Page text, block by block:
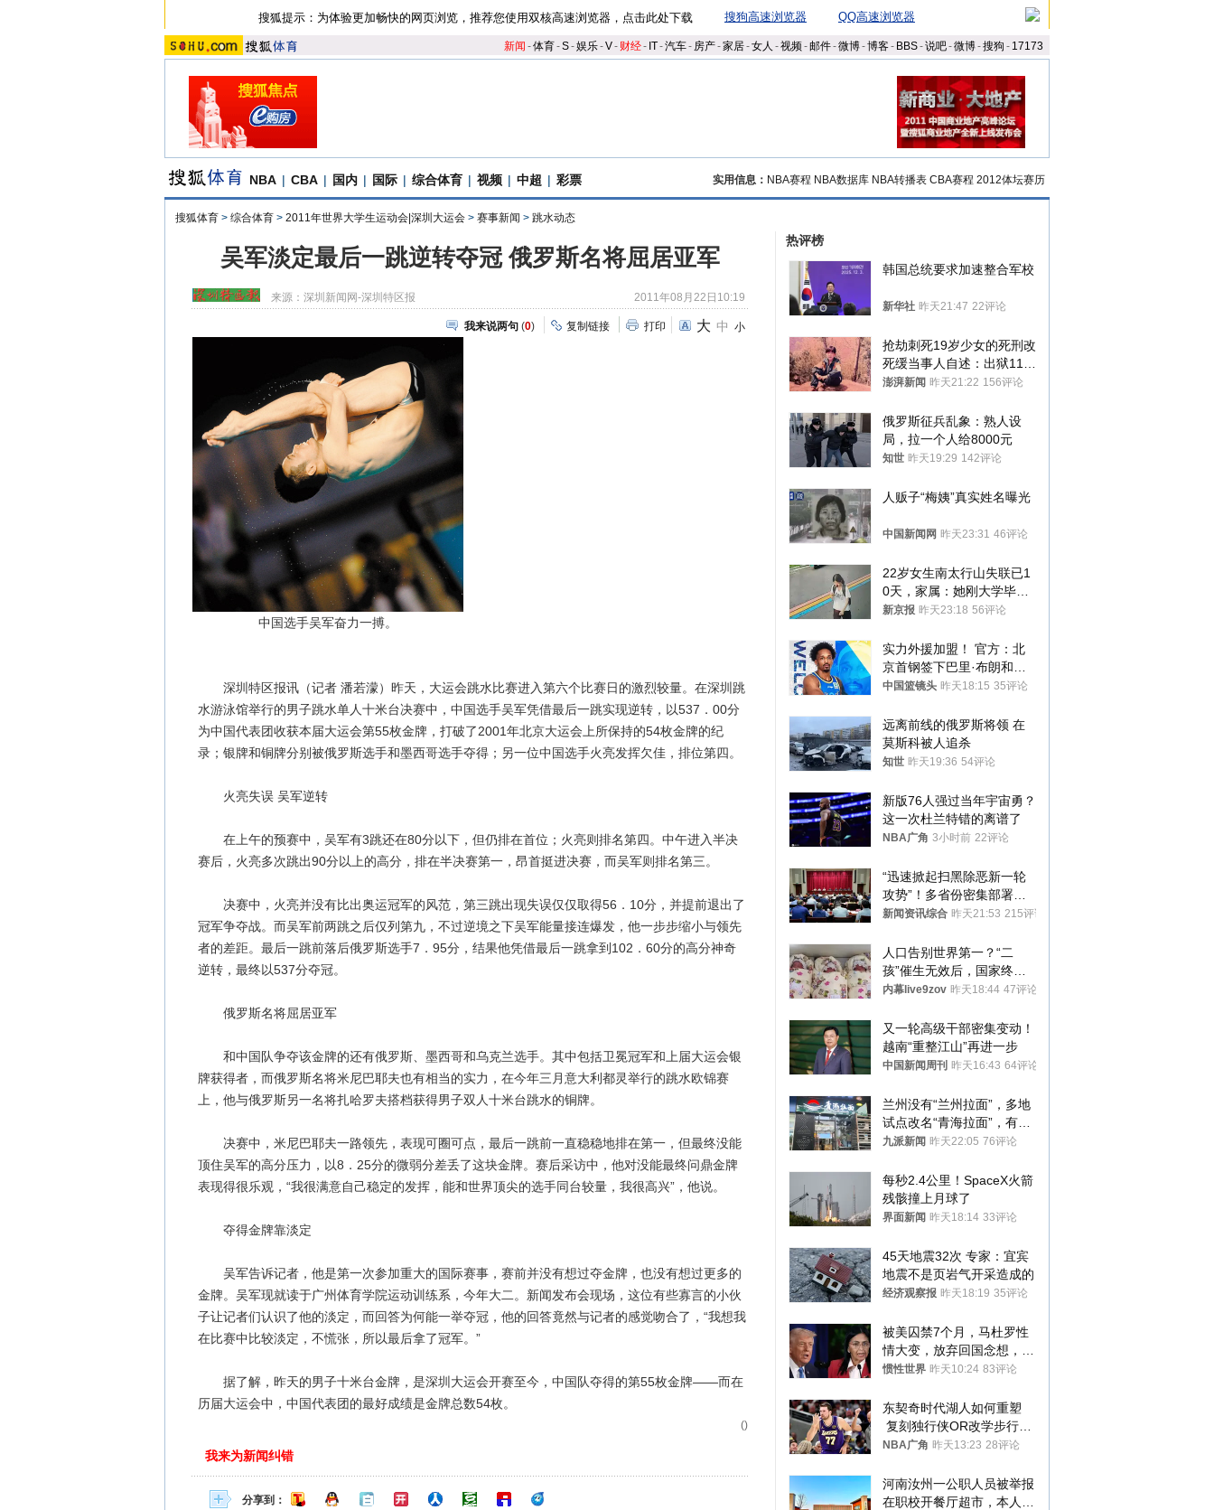
搜狐提示：为体验更加畅快的网页浏览，推荐您使用双核高速浏览器，点击此处下载 搜狗高速浏览器 QQ高速浏览器
新闻 -体育-S-娱乐-V- 财经- IT-汽车- 房产-家居-女人 -视频-邮件-微博-博客- BBS-说吧-微博-搜狗 - 17173
NBA | CBA | 国内 | 国际 | 综合体育 | 视频 | 中超 | 彩票 实用信息： NBA赛程 NBA数据库 NBA转播表 CBA赛程 2012体坛赛历
搜狐体育 > 综合体育 > 2011年世界大学生运动会|深圳大运会 > 赛事新闻 > 跳水动态
吴军淡定最后一跳逆转夺冠 俄罗斯名将屈居亚军
来源： 深圳新闻网-深圳特区报 2011年08月22日10:19
我来说两句 (0) 复制链接 打印 大 中 小
中国选手吴军奋力一搏。
深圳特区报讯（记者 潘若濛）昨天，大运会跳水比赛进入第六个比赛日的激烈较量。在深圳跳
水游泳馆举行的男子跳水单人十米台决赛中，中国选手吴军凭借最后一跳实现逆转，以537．00分
为中国代表团收获本届大运会第55枚金牌，打破了2001年北京大运会上所保持的54枚金牌的纪
录；银牌和铜牌分别被俄罗斯选手和墨西哥选手夺得；另一位中国选手火亮发挥欠佳，排位第四。
火亮失误 吴军逆转
在上午的预赛中，吴军有3跳还在80分以下，但仍排在首位；火亮则排名第四。中午进入半决
赛后，火亮多次跳出90分以上的高分，排在半决赛第一，昂首挺进决赛，而吴军则排名第三。
决赛中，火亮并没有比出奥运冠军的风范，第三跳出现失误仅仅取得56．10分，并提前退出了
冠军争夺战。而吴军前两跳之后仅列第九，不过逆境之下吴军能量接连爆发，他一步步缩小与领先
者的差距。最后一跳前落后俄罗斯选手7．95分，结果他凭借最后一跳拿到102．60分的高分神奇
逆转，最终以537分夺冠。
俄罗斯名将屈居亚军
和中国队争夺该金牌的还有俄罗斯、墨西哥和乌克兰选手。其中包括卫冕冠军和上届大运会银
牌获得者，而俄罗斯名将米尼巴耶夫也有相当的实力，在今年三月意大利都灵举行的跳水欧锦赛
上，他与俄罗斯另一名将扎哈罗夫搭档获得男子双人十米台跳水的铜牌。
决赛中，米尼巴耶夫一路领先，表现可圈可点，最后一跳前一直稳稳地排在第一，但最终没能
顶住吴军的高分压力，以8．25分的微弱分差丢了这块金牌。赛后采访中，他对没能最终问鼎金牌
表现得很乐观，“我很满意自己稳定的发挥，能和世界顶尖的选手同台较量，我很高兴”，他说。
夺得金牌靠淡定
吴军告诉记者，他是第一次参加重大的国际赛事，赛前并没有想过夺金牌，也没有想过更多的
金牌。吴军现就读于广州体育学院运动训练系，今年大二。新闻发布会现场，这位有些寡言的小伙
子让记者们认识了他的淡定，而回答为何能一举夺冠，他的回答竟然与记者的感觉吻合了，“我想我
在比赛中比较淡定，不慌张，所以最后拿了冠军。”
据了解，昨天的男子十米台金牌，是深圳大运会开赛至今，中国队夺得的第55枚金牌——而在
历届大运会中，中国代表团的最好成绩是金牌总数54枚。
()
我来为新闻纠错
分享到：
热评榜
韩国总统要求加速整合军校
新华社 昨天21:47 22评论
抢劫刺死19岁少女的死刑改
死缓当事人自述：出狱11年
间始终刻意躲避被害人家属
澎湃新闻 昨天21:22 156评论
俄罗斯征兵乱象：熟人设
局，拉一个人给8000元
知世 昨天19:29 142评论
人贩子“梅姨”真实姓名曝光
中国新闻网 昨天23:31 46评论
22岁女生南太行山失联已1
0天，家属：她刚大学毕业
想到山里旅行
新京报 昨天23:18 56评论
实力外援加盟！ 官方：北
京首钢签下巴里·布朗和桑
普森
中国篮镜头 昨天18:15 35评论
远离前线的俄罗斯将领 在
莫斯科被人追杀
知世 昨天19:36 54评论
新版76人强过当年宇宙勇？
这一次杜兰特错的离谱了
NBA广角 3小时前 22评论
“迅速掀起扫黑除恶新一轮
攻势”！多省份密集部署，
公布举报方式
新闻资讯综合 昨天21:53 215评论
人口告别世界第一？“二
孩”催生无效后，国家终于
向住房出手了！
内幕live9zov 昨天18:44 47评论
又一轮高级干部密集变动！
越南“重整江山”再进一步
中国新闻周刊 昨天16:43 64评论
兰州没有“兰州拉面”，多地
试点改名“青海拉面”，有商
家改名已两年
九派新闻 昨天22:05 76评论
每秒2.4公里！SpaceX火箭
残骸撞上月球了
界面新闻 昨天18:14 33评论
45天地震32次 专家：宜宾
地震不是页岩气开采造成的
经济观察报 昨天18:19 35评论
被美囚禁7个月，马杜罗性
情大变，放弃回国念想，最
后嘱托已公开
惯性世界 昨天10:24 83评论
东契奇时代湖人如何重塑
复刻独行侠OR改学步行
者？
NBA广角 昨天13:23 28评论
河南汝州一公职人员被举报
在职校开餐厅超市，本人回